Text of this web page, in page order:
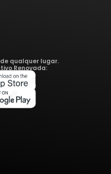
qualquer lugar.
Renovada: